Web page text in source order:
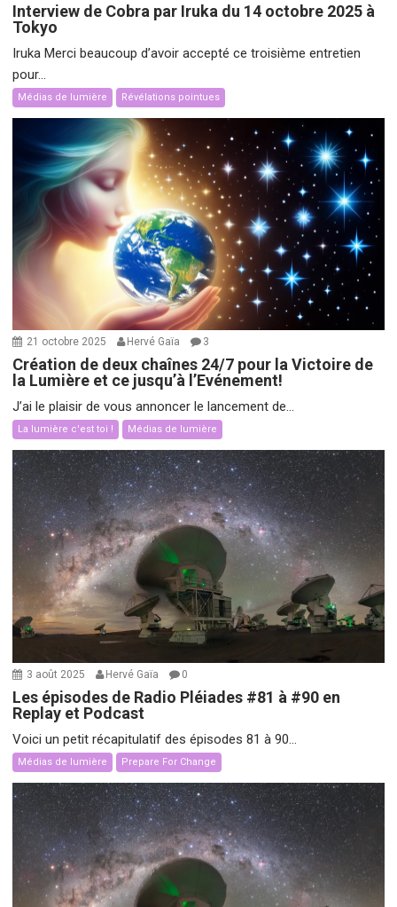
Interview de Cobra par Iruka du 14 octobre 2025 à
Tokyo
Iruka Merci beaucoup d’avoir accepté ce troisième entretien
pour...
Médias de lumière Révélations pointues
21 octobre 2025 Hervé Gaïa 3
Création de deux chaînes 24/7 pour la Victoire de
la Lumière et ce jusqu’à l’Evénement!
J’ai le plaisir de vous annoncer le lancement de...
La lumière c'est toi ! Médias de lumière
3 août 2025 Hervé Gaïa 0
Les épisodes de Radio Pléiades #81 à #90 en
Replay et Podcast
Voici un petit récapitulatif des épisodes 81 à 90...
Médias de lumière Prepare For Change